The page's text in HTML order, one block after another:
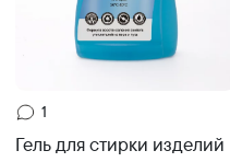
1
Гель для стирки изделий